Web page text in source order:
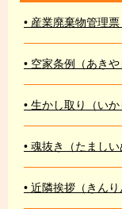
• 産業廃棄物管理
• 空家条例（あきや
• 生かし取り（いか
• 魂抜き（たましい
• 近隣挨拶（きんり